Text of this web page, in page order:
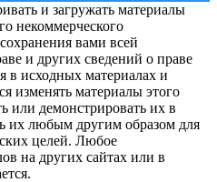
и загружать материалы
некоммерческого
вами всей
и других сведений о праве
в исходных материалах и
изменять материалы этого
или демонстрировать их в
их любым другим образом для
целей. Любое
на других сайтах или в